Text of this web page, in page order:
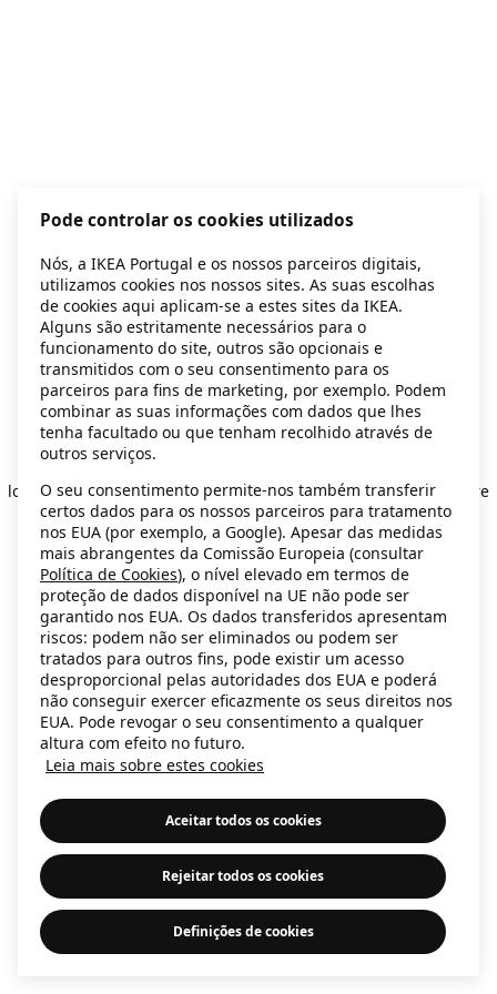
Application error: a client-side exception has occurred
loadingsecondhand.ikea.com (see the browser console for more
information).
Pode controlar os cookies utilizados
Nós, a IKEA Portugal e os nossos parceiros digitais,
utilizamos cookies nos nossos sites. As suas escolhas
de cookies aqui aplicam-se a estes sites da IKEA.
Alguns são estritamente necessários para o
funcionamento do site, outros são opcionais e
transmitidos com o seu consentimento para os
parceiros para fins de marketing, por exemplo. Podem
combinar as suas informações com dados que lhes
tenha facultado ou que tenham recolhido através de
outros serviços.
O seu consentimento permite-nos também transferir
certos dados para os nossos parceiros para tratamento
nos EUA (por exemplo, a Google). Apesar das medidas
mais abrangentes da Comissão Europeia (consultar
Política de Cookies), o nível elevado em termos de
proteção de dados disponível na UE não pode ser
garantido nos EUA. Os dados transferidos apresentam
riscos: podem não ser eliminados ou podem ser
tratados para outros fins, pode existir um acesso
desproporcional pelas autoridades dos EUA e poderá
não conseguir exercer eficazmente os seus direitos nos
EUA. Pode revogar o seu consentimento a qualquer
altura com efeito no futuro.
Leia mais sobre estes cookies
Aceitar todos os cookies
Rejeitar todos os cookies
Definições de cookies